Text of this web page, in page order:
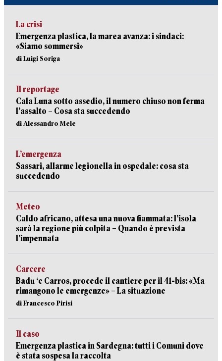
La crisi
Emergenza plastica, la marea avanza: i sindaci:
«Siamo sommersi»
di Luigi Soriga
Il reportage
Cala Luna sotto assedio, il numero chiuso non ferma
l’assalto – Cosa sta succedendo
di Alessandro Mele
L’emergenza
Sassari, allarme legionella in ospedale: cosa sta
succedendo
Meteo
Caldo africano, attesa una nuova fiammata: l’isola
sarà la regione più colpita – Quando è prevista
l’impennata
Carcere
Badu ‘e Carros, procede il cantiere per il 41-bis: «Ma
rimangono le emergenze» – La situazione
di Francesco Pirisi
Il caso
Emergenza plastica in Sardegna: tutti i Comuni dove
è stata sospesa la raccolta